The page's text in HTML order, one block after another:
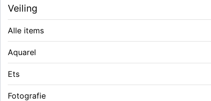
Veiling
Alle items
Aquarel
Ets
Fotografie